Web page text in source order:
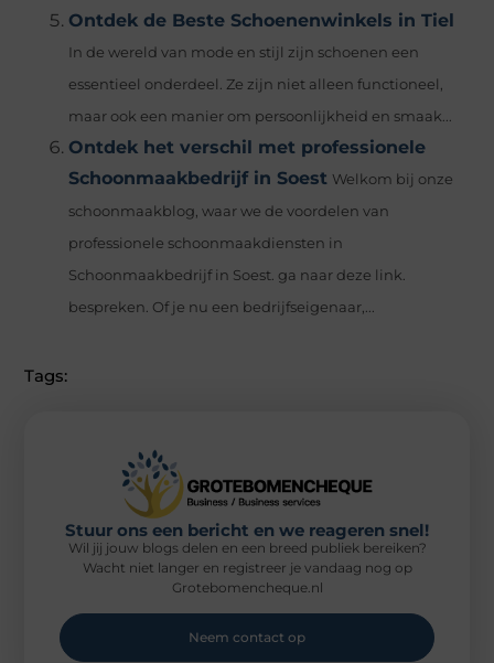
Ontdek de Beste Schoenenwinkels in Tiel
In de wereld van mode en stijl zijn schoenen een
essentieel onderdeel. Ze zijn niet alleen functioneel,
maar ook een manier om persoonlijkheid en smaak...
Ontdek het verschil met professionele
Schoonmaakbedrijf in Soest Welkom bij onze
schoonmaakblog, waar we de voordelen van
professionele schoonmaakdiensten in
Schoonmaakbedrijf in Soest. ga naar deze link.
bespreken. Of je nu een bedrijfseigenaar,...
Tags:
Stuur ons een bericht en we reageren snel!
Wil jij jouw blogs delen en een breed publiek bereiken?
Wacht niet langer en registreer je vandaag nog op
Grotebomencheque.nl
Neem contact op